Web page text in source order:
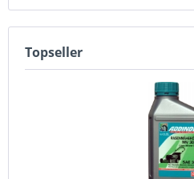
Topseller